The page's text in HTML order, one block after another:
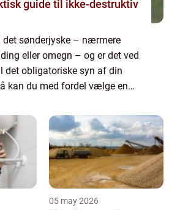
det sønderjyske – nærmere
eller omegn – og er det ved
det obligatoriske syn af din
kan du med fordel vælge en
05 may 2026